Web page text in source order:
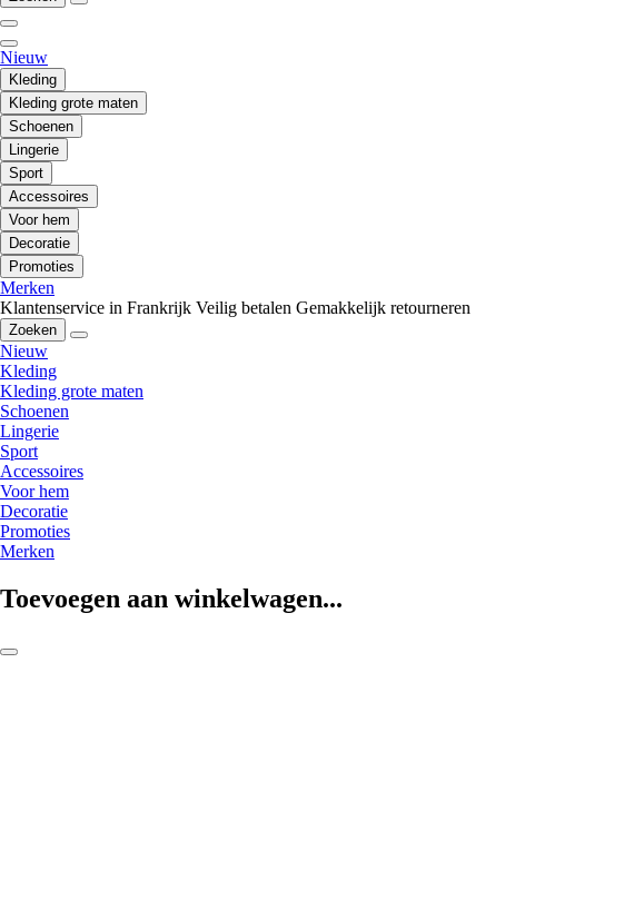
Nieuw
Kleding
Kleding grote maten
Schoenen
Lingerie
Sport
Accessoires
Voor hem
Decoratie
Promoties
Merken
Klantenservice in Frankrijk Veilig betalen Gemakkelijk retourneren
Zoeken
Nieuw
Kleding
Kleding grote maten
Schoenen
Lingerie
Sport
Accessoires
Voor hem
Decoratie
Promoties
Merken
Toevoegen aan winkelwagen...